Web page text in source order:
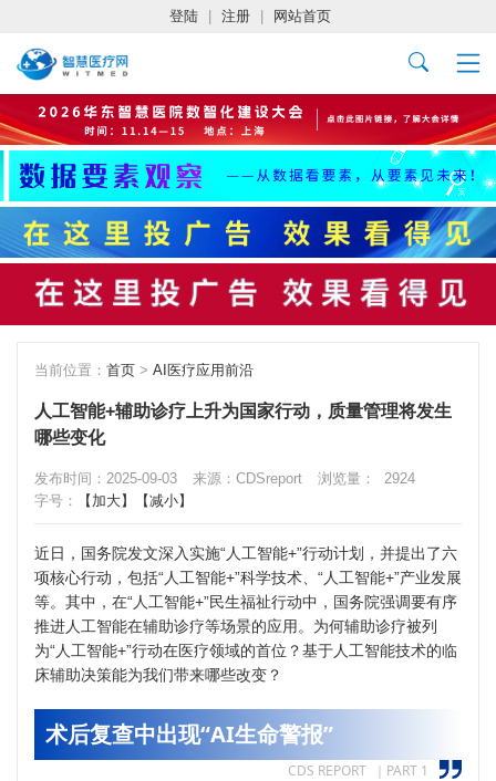
登陆 注册 网站首页
当前位置： 首页 > AI医疗应用前沿
人工智能+辅助诊疗上升为国家行动，质量管理将发生
哪些变化
发布时间：2025-09-03 来源：CDSreport 浏览量：
2924
字号：
【加大】 【减小】
近日，国务院发文深入实施“人工智能+”行动计划，并提出了六
项核心行动，包括“人工智能+”科学技术、“人工智能+”产业发展
等。其中，在“人工智能+”民生福祉行动中，国务院强调要有序
推进人工智能在辅助诊疗等场景的应用。为何辅助诊疗被列
为“人工智能+”行动在医疗领域的首位？基于人工智能技术的临
床辅助决策能为我们带来哪些改变？
术后复查中出现“AI生命警报”
CDS REPORT ｜PART 1